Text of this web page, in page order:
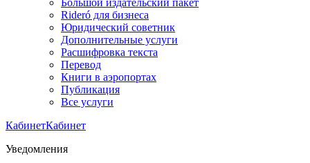
Большой издательский пакет
Rideró для бизнеса
Юридический советник
Дополнительные услуги
Расшифровка текста
Перевод
Книги в аэропортах
Публикация
Все услуги
КабинетКабинет
Уведомления